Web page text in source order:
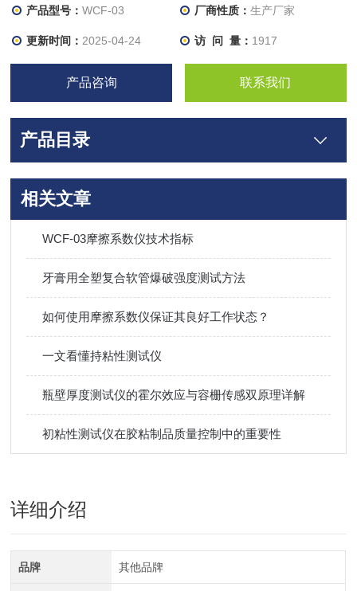
料滑动时的静摩擦系数和动摩擦系数。通过测量材料的滑爽性，
产品型号：WCF-03 厂商性质： 生产厂家
更新时间： 2025-04-24 访 问 量： 1917
产品咨询 联系我们
产品目录
相关文章
WCF-03摩擦系数仪技术指标
牙膏用全塑复合软管爆破强度测试方法
如何使用摩擦系数仪保证其良好工作状态？
一文看懂持粘性测试仪
瓶壁厚度测试仪的霍尔效应与容栅传感双原理详解
初粘性测试仪在胶粘制品质量控制中的重要性
详细介绍
品牌 其他品牌